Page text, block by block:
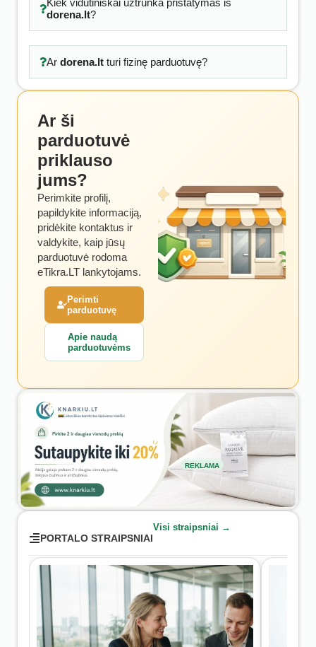
Kiek vidutiniškai užtrunka pristatymas iš
dorena.lt?
Ar dorena.ltturi fizinę parduotuvę?
Ar ši
parduotuvė
priklauso
jums?
Perimkite profilį,
papildykite informaciją,
pridėkite kontaktus ir
valdykite, kaip jūsų
parduotuvė rodoma
eTikra.LT lankytojams.
Perimti
parduotuvę
Apie naudą
parduotuvėms
REKLAMA
PORTALO STRAIPSNIAI
Visi straipsniai →